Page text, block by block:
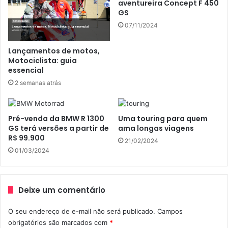
Outro destaque que eleva o patamar de segurança é o
freio a disco na dianteira e na traseira com sistema de
acionamento combinado FH-CBS (
Full Hidraulic Combined
Brake System), mais eficiente e preciso do que outros
sistemas disponíveis no País.
“O mercado brasileiro está aos poucos aprendendo a
apreciar os inúmeros benefícios de um veículo como o
scooter e, sem falsa modéstia, nós da DAFRA contribuímos
realmente estão de acordo com nossas necessidades”,
Lançamentos de motos,
Motociclista: guia
essencial
2 semanas atrás
aventureira Concept F 450
GS
07/11/2024
Pré-venda da BMW R 1300
GS terá versões a partir de
R$ 99.900
01/03/2024
Uma touring para quem
ama longas viagens
21/02/2024
Deixe um comentário
O seu endereço de e-mail não será publicado. Campos
obrigatórios são marcados com *